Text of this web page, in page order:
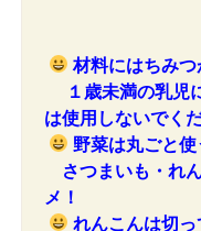
材料にはちみつ
１歳未満の乳児
は使用しないでくだ
野菜は丸ごと
さつまいも・れ
メ！
れんこんは切